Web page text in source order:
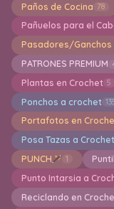
Paños de Cocina 78
Pañuelos para el
Pasadores/Ganchos
PATRONES PREMIUM
Plantas en Crochet 5
Ponchos a crochet
Portafotos en
Posa Tazas a Crochet
PUNCH 1
Punto Intarsia a
Reciclando en